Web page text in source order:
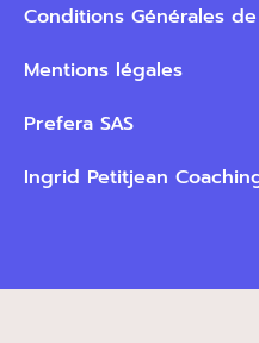
Conditions Générales
Mentions légales
Prefera SAS
Ingrid Petitjean